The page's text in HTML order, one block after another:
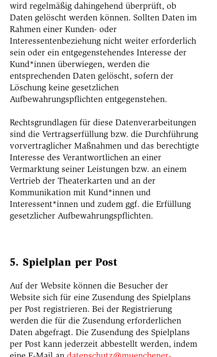
wird regelmäßig dahingehend überprüft, ob
Daten gelöscht werden können. Sollten Daten im
Rahmen einer Kunden- oder
Interessentenbeziehung nicht weiter erforderlich
sein oder ein entgegenstehendes Interesse der
Kund*innen überwiegen, werden die
entsprechenden Daten gelöscht, sofern der
Löschung keine gesetzlichen
Aufbewahrungspflichten entgegenstehen.
Rechtsgrundlagen für diese Datenverarbeitungen
sind die Vertragserfüllung bzw. die Durchführung
vorvertraglicher Maßnahmen und das berechtigte
Interesse des Verantwortlichen an einer
Vermarktung seiner Leistungen bzw. an einem
Vertrieb der Theaterkarten und an der
Kommunikation mit Kund*innen und
Interessent*innen und zudem ggf. die Erfüllung
gesetzlicher Aufbewahrungspflichten.
5. Spielplan per Post
Auf der Website können die Besucher der
Website sich für eine Zusendung des Spielplans
per Post registrieren. Bei der Registrierung
werden die für die Zusendung erforderlichen
Daten abgefragt. Die Zusendung des Spielplans
per Post kann jederzeit abbestellt werden, indem